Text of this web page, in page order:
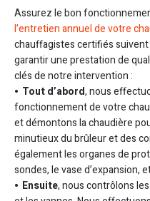
Assurez le bon
l’entretien annuel de votre
chauffagistes certifiés
garantir une prestation de
clés de notre intervention :
Tout d’abord, nous
fonctionnement de votre
et démontons la chaudière
minutieux du brûleur et des
également les organes de
sondes, le vase d’expansion,
Ensuite, nous contrôlons